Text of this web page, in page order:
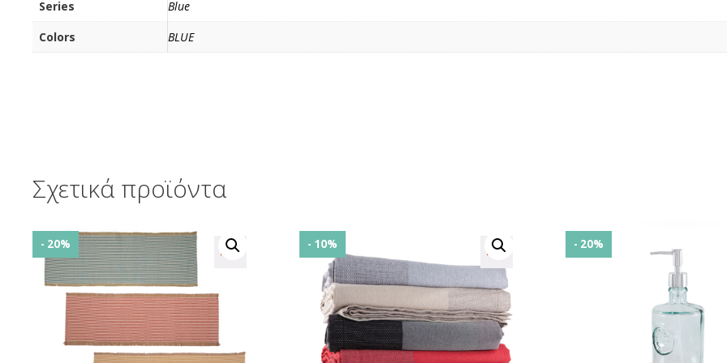
Series
Blue
Colors
BLUE
Σχετικά προϊόντα
- 20% - 10% - 20%